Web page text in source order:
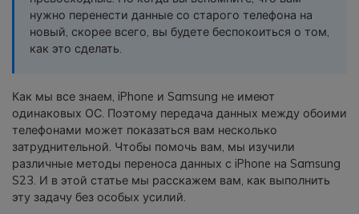
фотографии, видео и многое
другое со смартфона на смартфон,
Резервное копирование и
восстановление
Создавайте резервные копии для
18+ типов данных и данных
WhatsApp на ПК. С легкостью
восстанавливайте резервные
копии.
нужно перенести данные со старого телефона на
новый, скорее всего, вы будете беспокоиться о том,
как это сделать.
Как мы все знаем, iPhone и Samsung не имеют
одинаковых ОС. Поэтому передача данных между обоими
телефонами может показаться вам несколько
затруднительной. Чтобы помочь вам, мы изучили
различные методы переноса данных с iPhone на Samsung
S23. И в этой статье мы расскажем вам, как выполнить
эту задачу без особых усилий.